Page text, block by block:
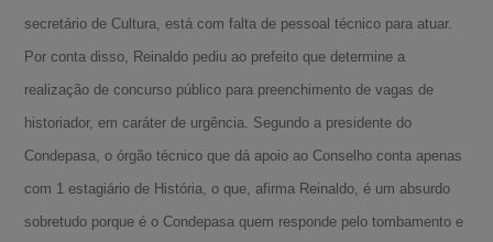
secretário de Cultura, está com falta de pessoal técnico para atuar.
Por conta disso, Reinaldo pediu ao prefeito que determine a
realização de concurso público para preenchimento de vagas de
historiador, em caráter de urgência. Segundo a presidente do
Condepasa, o órgão técnico que dá apoio ao Conselho conta apenas
com 1 estagiário de História, o que, afirma Reinaldo, é um absurdo
sobretudo porque é o Condepasa quem responde pelo tombamento e